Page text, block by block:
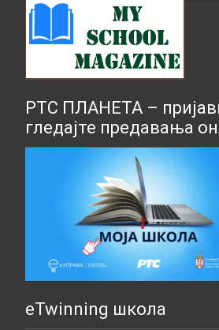
РТС ПЛАНЕТА –
гледајте предавања
eTwinning школа